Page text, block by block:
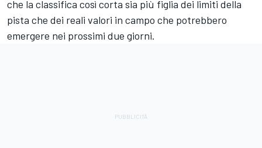
che la classifica così corta sia più figlia dei limiti della
pista che dei reali valori in campo che potrebbero
emergere nei prossimi due giorni.